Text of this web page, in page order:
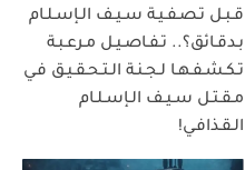
قـبـل تـصـفـيـة سـيـف الـإسـلـام
بـدقـائق؟.. تـفـاصـيـل مـرعـبـة
تـكـشـفـهـا لـجـنـة الـتـحـقـيـق فـي
مـقـتـل سـيـف الـإسـلـام
الـقـذافـي!